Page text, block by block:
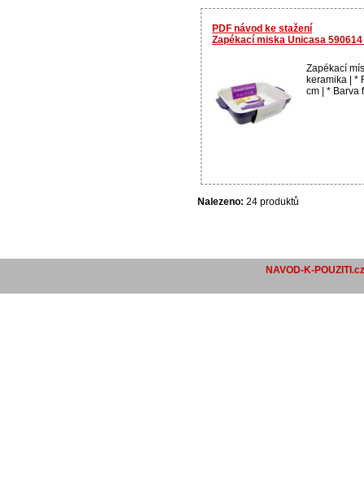
PDF návod ke stažení
Zapékací miska Unicasa
Zapékací
keramika | *
cm | * Barva
Nalezeno: 24 produktů
NAVOD-K-POUZITI.cz